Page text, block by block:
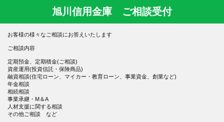
旭川信用金庫 ご相談受付
お客様の様々なご相談にお答えいたします
ご相談内容
定期預金、定期積金(ご相談)
資産運用(投資信託・保険商品)
融資相談(住宅ローン、マイカー・教育ローン、事業資金、創業など)
年金相談
相続相談
事業承継・M＆A
人材支援に関する相談
その他ご相談 など